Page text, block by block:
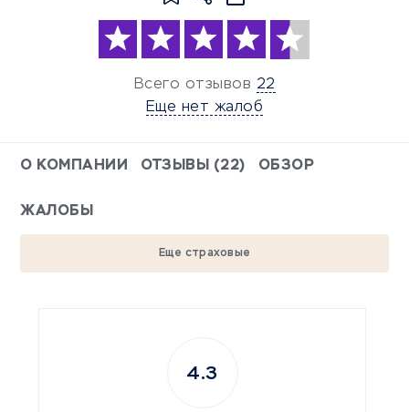
Всего отзывов 22
Еще нет жалоб
О КОМПАНИИ ОТЗЫВЫ (22) ОБЗОР
ЖАЛОБЫ
Еще страховые
4.3